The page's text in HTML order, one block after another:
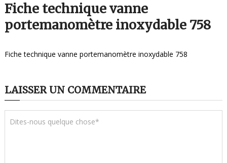
Fiche technique vanne
portemanomètre inoxydable 758
Fiche technique vanne portemanomètre inoxydable 758
LAISSER UN COMMENTAIRE